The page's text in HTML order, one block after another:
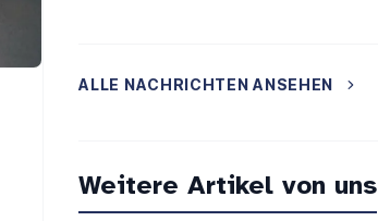
ALLE NACHRICHTEN ANSEHEN
Weitere Artikel von uns